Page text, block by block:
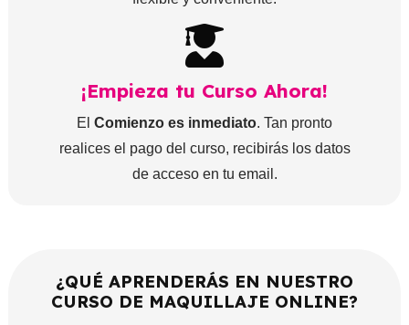
¡Empieza tu Curso Ahora!
El Comienzo es inmediato. Tan pronto
realices el pago del curso, recibirás los datos
de acceso en tu email.
¿QUÉ APRENDERÁS EN NUESTRO
CURSO DE MAQUILLAJE ONLINE?